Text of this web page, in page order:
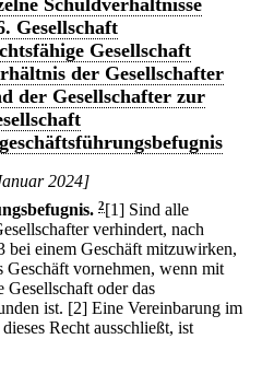
Schuldverhältnisse
Gesellschaft
Gesellschaft
der Gesellschafter
der Gesellschafter zur
2024]
2[1] Sind alle
verhindert, nach
bei einem Geschäft mitzuwirken,
Geschäft vornehmen, wenn mit
oder das
ist. [2] Eine Vereinbarung im
Recht ausschließt, ist